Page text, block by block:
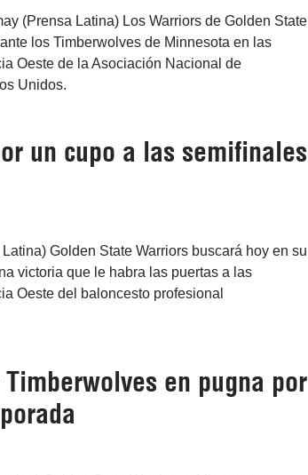
(Prensa Latina) Los Warriors de Golden State
los Timberwolves de Minnesota en las
Oeste de la Asociación Nacional de
Unidos.
un cupo a las semifinales
Golden State Warriors buscará hoy en su
victoria que le habra las puertas a las
Oeste del baloncesto profesional
en pugna por